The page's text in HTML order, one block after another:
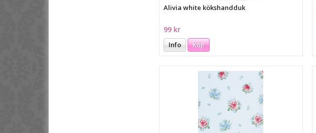
Alivia white kökshandduk
99 kr
Info Köp